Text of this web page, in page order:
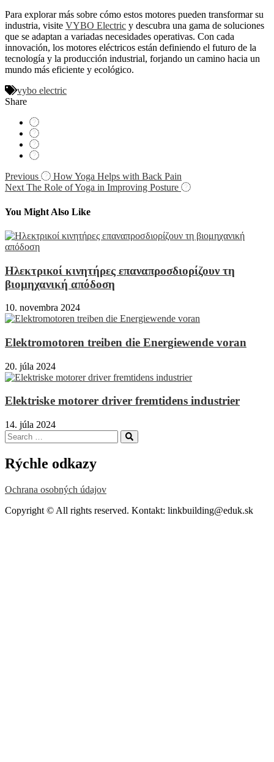
Para explorar más sobre cómo estos motores pueden transformar su
industria, visite VYBO Electric y descubra una gama de soluciones
que se adaptan a variadas necesidades operativas. Con cada
innovación, los motores eléctricos están definiendo el futuro de la
tecnología y la producción industrial, forjando un camino hacia un
mundo más eficiente y ecológico.
vybo electric
Share
Navigácia
v
článku
Previous
How Yoga Helps with Back Pain
Next The Role of Yoga in Improving Posture
You Might Also Like
Ηλεκτρικοί κινητήρες επαναπροσδιορίζουν τη
βιομηχανική απόδοση
10. novembra 2024
Elektromotoren treiben die Energiewende voran
20. júla 2024
Elektriske motorer driver fremtidens industrier
14. júla 2024
Search
for:
Search
Rýchle odkazy
Ochrana osobných údajov
Copyright © All rights reserved. Kontakt: linkbuilding@eduk.sk